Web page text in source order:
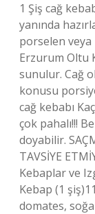
1 Şiş cağ
yanında
porselen
Erzurum Oltu
sunulur. Cağ
konusu
cağ kebabı
çok pahalı!!!
doyabilir.
TAVSİYE
Kebaplar ve
Kebap (1
domates,